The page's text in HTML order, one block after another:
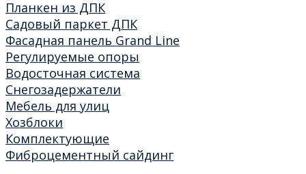
Планкен из ДПК
Садовый паркет ДПК
Фасадная панель Grand Line
Регулируемые опоры
Водосточная система
Снегозадержатели
Мебель для улиц
Хозблоки
Комплектующие
Фиброцементный сайдинг